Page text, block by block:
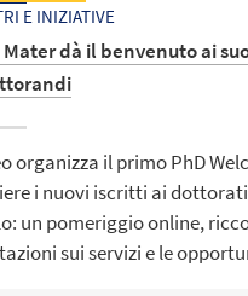
E INIZIATIVE
Mater dà il benvenuto ai
organizza il primo PhD
i nuovi iscritti ai
un pomeriggio online,
sui servizi e le